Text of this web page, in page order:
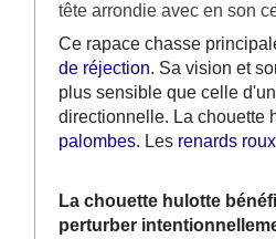
tête arrondie avec en son
Ce rapace chasse
de réjection. Sa vision et
plus sensible que celle d'un
directionnelle. La chouette
palombes. Les renards roux
La chouette hulotte
perturber